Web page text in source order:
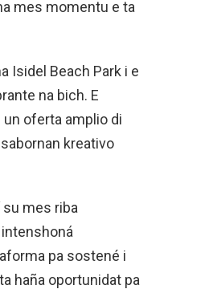
mes momentu e ta
Isidel Beach Park i e
na bich. E
un oferta amplio di
kreativo
su mes riba
pa sostené i
haña oportunidat pa